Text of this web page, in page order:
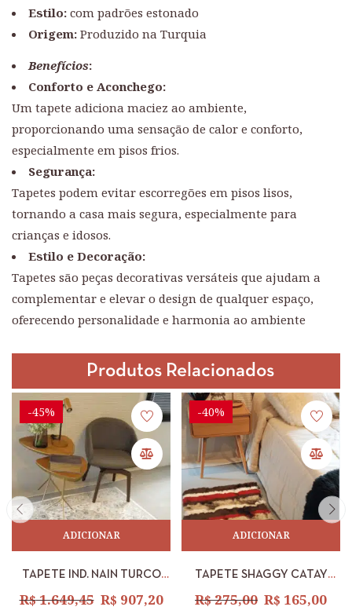
Estilo: com padrões estonado
Origem: Produzido na Turquia
Benefícios:
Conforto e Aconchego:
Um tapete adiciona maciez ao ambiente,
proporcionando uma sensação de calor e conforto,
especialmente em pisos frios.
Segurança:
Tapetes podem evitar escorregões em pisos lisos,
tornando a casa mais segura, especialmente para
crianças e idosos.
Estilo e Decoração:
Tapetes são peças decorativas versáteis que ajudam a
complementar e elevar o design de qualquer espaço,
oferecendo personalidade e harmonia ao ambiente
Produtos Relacionados
-45%
ADICIONAR
TAPETE IND. NAIN TURCO
R$1.649,45 R$ 907,20
-40%
ADICIONAR
TAPETE SHAGGY CATAY
BEGE 30MM 0,60 X 1,10M
R$275,00 R$ 165,00